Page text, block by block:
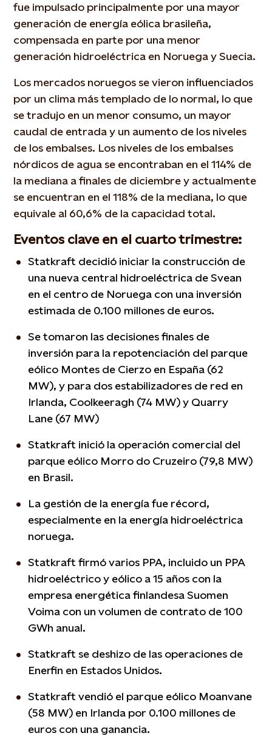
fue impulsado principalmente por una mayor
generación de energía eólica brasileña,
compensada en parte por una menor
generación hidroeléctrica en Noruega y Suecia.
Los mercados noruegos se vieron influenciados
por un clima más templado de lo normal, lo que
se tradujo en un menor consumo, un mayor
caudal de entrada y un aumento de los niveles
de los embalses. Los niveles de los embalses
nórdicos de agua se encontraban en el 114% de
la mediana a finales de diciembre y actualmente
se encuentran en el 118% de la mediana, lo que
equivale al 60,6% de la capacidad total.
Eventos clave en el cuarto trimestre:
Statkraft decidió iniciar la construcción de
una nueva central hidroeléctrica de Svean
en el centro de Noruega con una inversión
estimada de 0.100 millones de euros.
Se tomaron las decisiones finales de
inversión para la repotenciación del parque
eólico Montes de Cierzo en España (62
MW), y para dos estabilizadores de red en
Irlanda, Coolkeeragh (74 MW) y Quarry
Lane (67 MW)
Statkraft inició la operación comercial del
parque eólico Morro do Cruzeiro (79,8 MW)
en Brasil.
La gestión de la energía fue récord,
especialmente en la energía hidroeléctrica
noruega.
Statkraft firmó varios PPA, incluido un PPA
hidroeléctrico y eólico a 15 años con la
empresa energética finlandesa Suomen
Voima con un volumen de contrato de 100
GWh anual.
Statkraft se deshizo de las operaciones de
Enerfin en Estados Unidos.
Statkraft vendió el parque eólico Moanvane
(58 MW) en Irlanda por 0.100 millones de
euros con una ganancia.